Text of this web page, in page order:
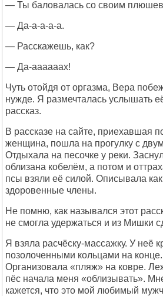
— Ты баловалась со своим
— Да-а-а-а-а.
— Расскажешь, как?
— Да-аааааах!
Чуть отойдя от оргазма, Вера
нужде. Я размечталась услышать
рассказ.
В рассказе на сайте, приехавшая
женщина, пошла на прогулку с
Отдыхала на песочке у реки.
облизана кобелём, а потом и
псы взяли её силой. Описывала
здоровенные члены.
Не помню, как назывался этот
не смогла удержаться и из Мишки
Я взяла расчёску-массажку. У неё
позолоченными кольцами на
Организовала «пляж» на ковре.
пёс начала меня «облизывать».
кажется, что это мой любимый